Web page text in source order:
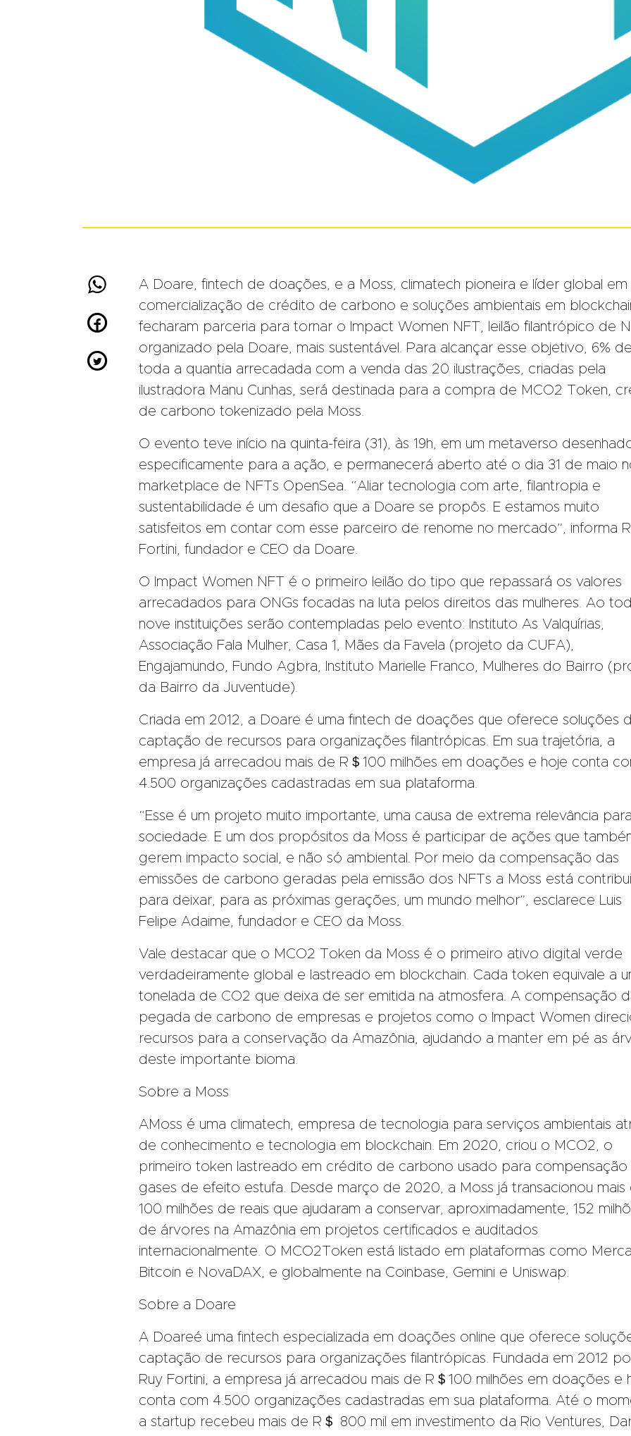



A Doare, fintech de doações, e a Moss, climatech pioneira e líder global em
comercialização de crédito de carbono e soluções ambientais em
fecharam parceria para tornar o Impact Women NFT, leilão filantrópico de
organizado pela Doare, mais sustentável. Para alcançar esse objetivo, 6% de
toda a quantia arrecadada com a venda das 20 ilustrações, criadas pela
ilustradora Manu Cunhas, será destinada para a compra de MCO2 Token,
de carbono tokenizado pela Moss.
O evento teve início na quinta-feira (31), às 19h, em um metaverso
especificamente para a ação, e permanecerá aberto até o dia 31 de maio
marketplace de NFTs OpenSea. “Aliar tecnologia com arte, filantropia e
sustentabilidade é um desafio que a Doare se propôs. E estamos muito
satisfeitos em contar com esse parceiro de renome no mercado”, informa
Fortini, fundador e CEO da Doare.
O Impact Women NFT é o primeiro leilão do tipo que repassará os valores
arrecadados para ONGs focadas na luta pelos direitos das mulheres. Ao
nove instituições serão contempladas pelo evento: Instituto As Valquírias,
Associação Fala Mulher, Casa 1, Mães da Favela (projeto da CUFA),
Engajamundo, Fundo Agbra, Instituto Marielle Franco, Mulheres do Bairro
da Bairro da Juventude).
Criada em 2012, a Doare é uma fintech de doações que oferece soluções
captação de recursos para organizações filantrópicas. Em sua trajetória, a
empresa já arrecadou mais de R＄100 milhões em doações e hoje conta
4.500 organizações cadastradas em sua plataforma.
“Esse é um projeto muito importante, uma causa de extrema relevância
sociedade. E um dos propósitos da Moss é participar de ações que
gerem impacto social, e não só ambiental. Por meio da compensação das
emissões de carbono geradas pela emissão dos NFTs a Moss está
para deixar, para as próximas gerações, um mundo melhor”, esclarece Luis
Felipe Adaime, fundador e CEO da Moss.
Vale destacar que o MCO2 Token da Moss é o primeiro ativo digital verde
verdadeiramente global e lastreado em blockchain. Cada token equivale a
tonelada de CO2 que deixa de ser emitida na atmosfera. A compensação
pegada de carbono de empresas e projetos como o Impact Women
recursos para a conservação da Amazônia, ajudando a manter em pé as
deste importante bioma.
Sobre a Moss
AMoss é uma climatech, empresa de tecnologia para serviços ambientais
de conhecimento e tecnologia em blockchain. Em 2020, criou o MCO2, o
primeiro token lastreado em crédito de carbono usado para compensação
gases de efeito estufa. Desde março de 2020, a Moss já transacionou mais
100 milhões de reais que ajudaram a conservar, aproximadamente, 152
de árvores na Amazônia em projetos certificados e auditados
internacionalmente. O MCO2Token está listado em plataformas como
Bitcoin e NovaDAX, e globalmente na Coinbase, Gemini e Uniswap.
Sobre a Doare
A Doareé uma fintech especializada em doações online que oferece
captação de recursos para organizações filantrópicas. Fundada em 2012
Ruy Fortini, a empresa já arrecadou mais de R＄100 milhões em doações e
conta com 4.500 organizações cadastradas em sua plataforma. Até o
a startup recebeu mais de R＄ 800 mil em investimento da Rio Ventures,